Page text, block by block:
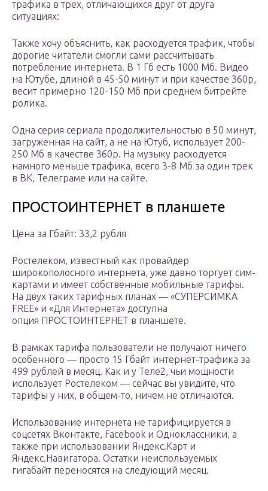
трафика в трех, отличающихся друг от друга
ситуациях:
Также хочу объяснить, как расходуется трафик, чтобы
дорогие читатели смогли сами рассчитывать
потребление интернета. В 1 Гб есть 1000 Мб. Видео
на Ютубе, длиной в 45-50 минут и при качестве 360р,
весит примерно 120-150 Мб при среднем битрейте
ролика.
Одна серия сериала продолжительностью в 50 минут,
загруженная на сайт, а не на Ютуб, использует 200-
250 Мб в качестве 360р. На музыку расходуется
намного меньше трафика, всего 3-8 Мб за один трек
в ВК, Телеграме или на сайте.
ПРОСТОИНТЕРНЕТ в планшете
Цена за Гбайт: 33,2 рубля
Ростелеком, известный как провайдер
широкополосного интернета, уже давно торгует сим-
картами и имеет собственные мобильные тарифы.
На двух таких тарифных планах — «СУПЕРСИМКА
FREE» и «Для Интернета» доступна
опция ПРОСТОИНТЕРНЕТ в планшете.
В рамках тарифа пользователи не получают ничего
особенного — просто 15 Гбайт интернет-трафика за
499 рублей в месяц. Как и у Теле2, чьи мощности
использует Ростелеком — сейчас вы увидите, что
тарифы у них, в общем-то, ничем не отличаются.
Использование интернета не тарифицируется в
соцсетях Вконтакте, Facebook и Одноклассники, а
также при использовании Яндекс.Карт и
Яндекс.Навигатора. Остатки неиспользуемых
гигабайт переносятся на следующий месяц.